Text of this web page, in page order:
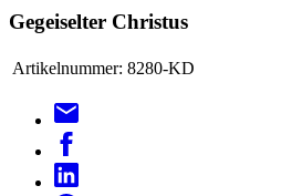
Gegeiselter Christus
Artikelnummer: 8280-KD